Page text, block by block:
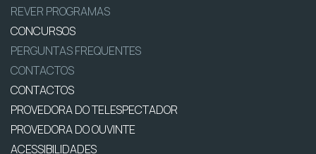
REVER PROGRAMAS
CONCURSOS
PERGUNTAS FREQUENTES
CONTACTOS
CONTACTOS
PROVEDORA DO TELESPECTADOR
PROVEDORA DO OUVINTE
ACESSIBILIDADES